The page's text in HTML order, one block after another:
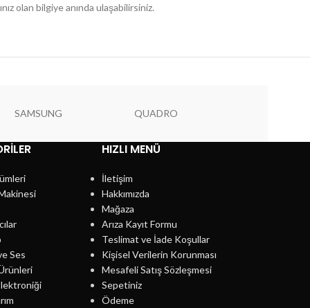
olan bilgiye anında ulaşabilirsiniz.
SAMSUNG QUADRO
Ses
HIZLI MENÜ
İletişim
Hakkımızda
Mağaza
Arıza Kayıt Formu
Teslimat ve İade Koşullar
Kişisel Verilerin Korunması
Mesafeli Satış Sözleşmesi
Sepetiniz
Ödeme